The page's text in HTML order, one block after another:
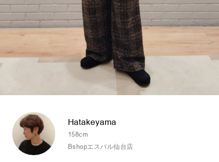
Hatakeyama
158cm
Bshopエスパル仙台店